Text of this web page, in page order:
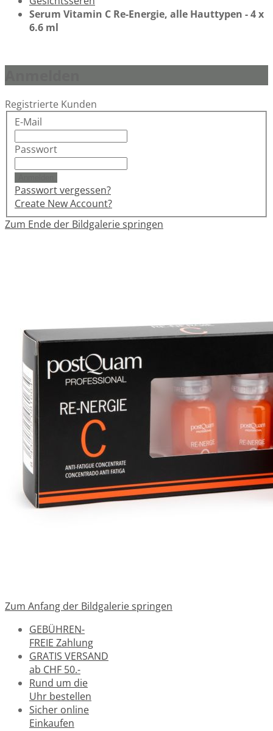
Serum Vitamin C Re-Energie, alle Hauttypen - 4 x
6.6 ml
Registrierte Kunden
E-Mail
Passwort
Passwort vergessen?
Create New Account?
Zum Ende der Bildgalerie springen
Zum Anfang der Bildgalerie springen
GEBÜHREN-
FREIE Zahlung
GRATIS VERSAND
ab CHF 50.-
Rund um die
Uhr bestellen
Sicher online
Einkaufen